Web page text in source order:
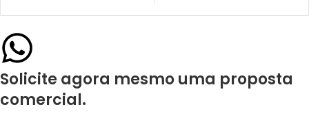
Solicite agora mesmo uma proposta
comercial.